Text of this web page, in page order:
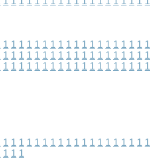
1 1 1 1 1 1 1 1 1 1 1 1 1 1 1 1 1 1 1
1 1 1 1 1 1 1 1 1 1 1 1 1 1 1 1 1 1 1
1 1 1 1 1 1 1 1 1 1 1 1 1 1 1 1 1 1 1
1 1 1 1 1 1 1 1 1 1 1 1 1 1 1 1 1 1 1
1 1 1